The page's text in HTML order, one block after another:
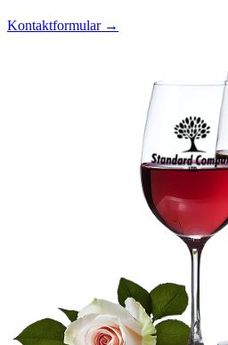
Kontaktformular →